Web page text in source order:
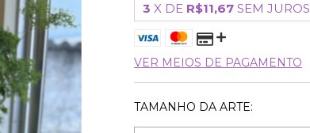
3 X DE R$11,67 SEM JUROS
VER MEIOS DE PAGAMENTO
TAMANHO DA ARTE: